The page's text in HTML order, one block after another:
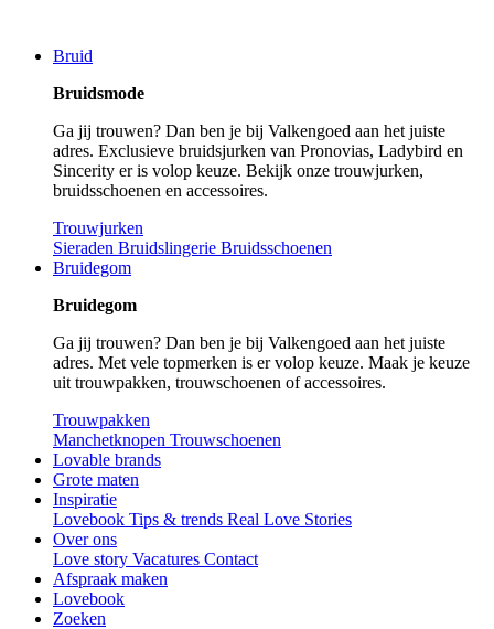
Bruid
Bruidsmode
Ga jij trouwen? Dan ben je bij Valkengoed aan het juiste
adres. Exclusieve bruidsjurken van Pronovias, Ladybird en
Sincerity er is volop keuze. Bekijk onze trouwjurken,
bruidsschoenen en accessoires.
Trouwjurken
Sieraden Bruidslingerie Bruidsschoenen
Bruidegom
Bruidegom
Ga jij trouwen? Dan ben je bij Valkengoed aan het juiste
adres. Met vele topmerken is er volop keuze. Maak je keuze
uit trouwpakken, trouwschoenen of accessoires.
Trouwpakken
Manchetknopen Trouwschoenen
Lovable brands
Grote maten
Inspiratie
Lovebook Tips & trends Real Love Stories
Over ons
Love story Vacatures Contact
Afspraak maken
Lovebook
Zoeken